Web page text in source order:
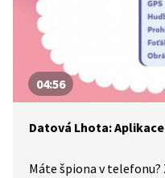
04:56
Datová Lhota:
Máte špiona v telefonu?